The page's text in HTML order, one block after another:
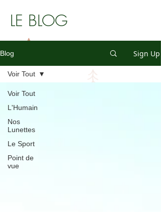
LE BLOG
Blog Sign Up
Voir Tout
L'Humain
Nos
Lunettes
Le Sport
Point de
vue
Voir Tout